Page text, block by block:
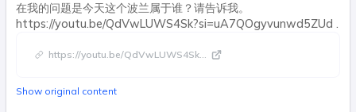
在我的问题是今天这个波兰属于谁？请告诉我。
https://youtu.be/QdVwLUWS4Sk?si=uA7QOgyvunwd5ZUd .
https://youtu.be/QdVwLUWS4Sk...
Show original content